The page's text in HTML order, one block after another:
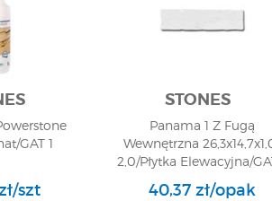
GAT 1
szt
STONES
Panama 1 Z Fugą
Wewnętrzna
2,0/Płytka Elewacyjna/
40,37 zł/opak